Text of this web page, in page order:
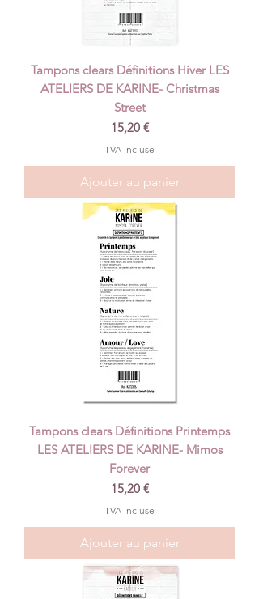
Tampons clears Définitions Hiver LES
ATELIERS DE KARINE- Christmas
Street
Prix
15,20 €
TVA Incluse
Ajouter au panier
Tampons clears Définitions Printemps
LES ATELIERS DE KARINE- Mimos
Forever
Prix
15,20 €
TVA Incluse
Ajouter au panier